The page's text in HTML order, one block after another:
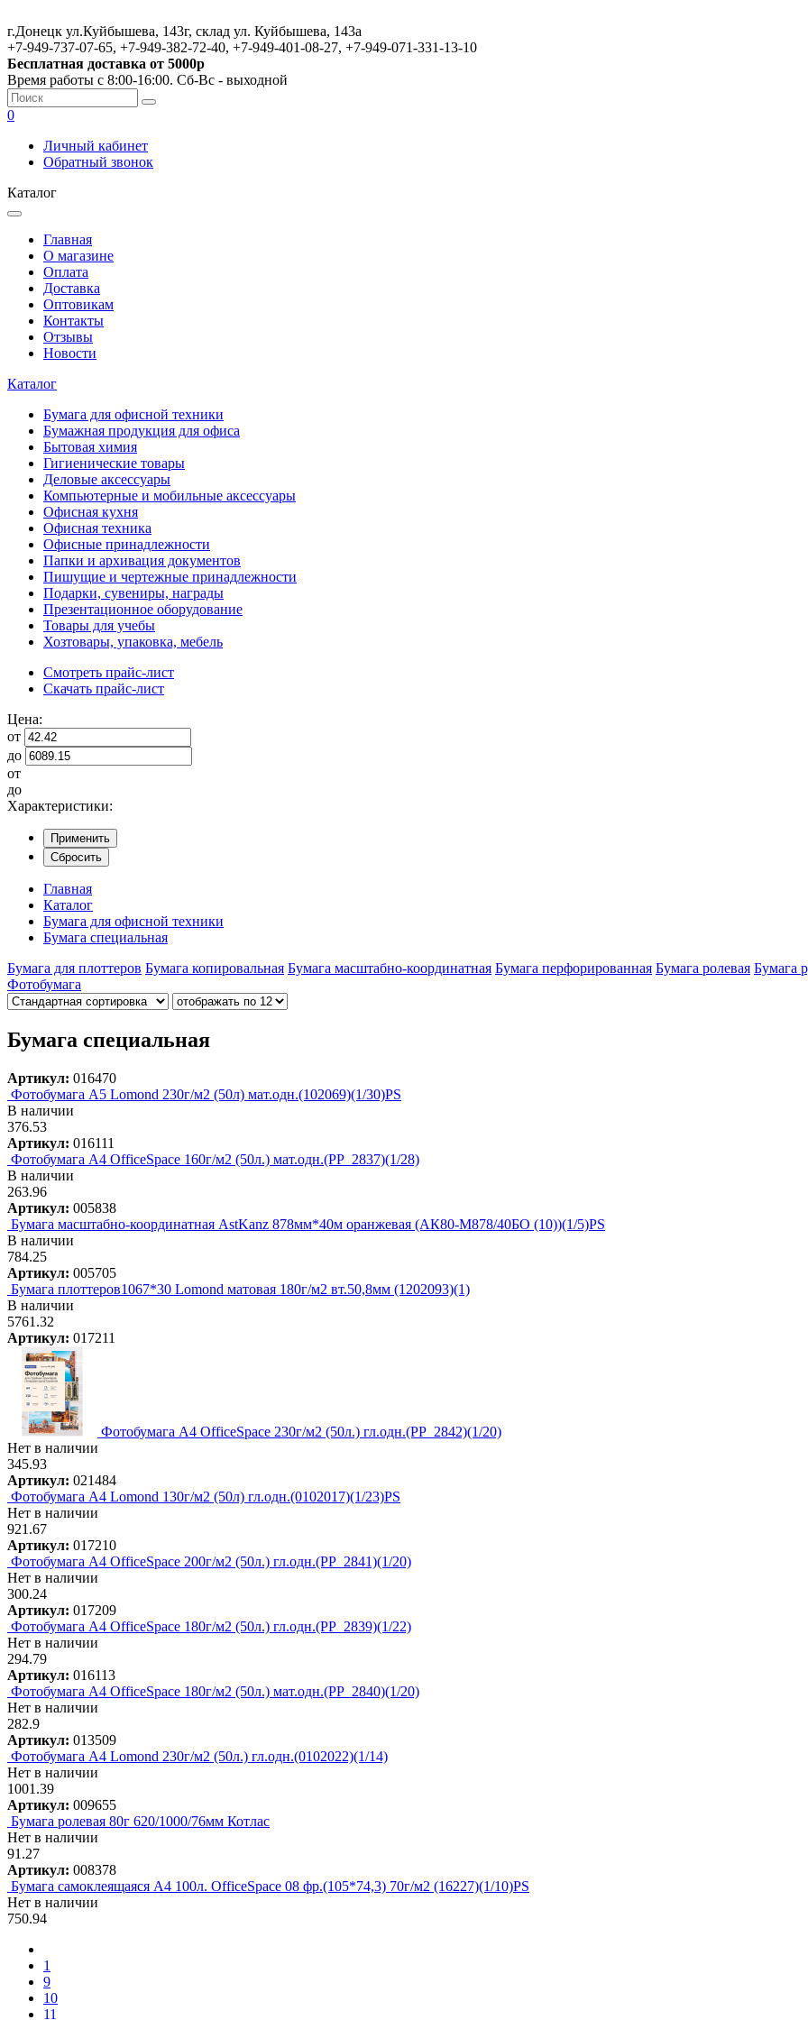
г.Донецк ул.Куйбышева, 143г, склад ул. Куйбышева, 143а
+7-949-737-07-65, +7-949-382-72-40, +7-949-401-08-27, +7-949-071-331-13-10
Бесплатная доставка от 5000р
Время работы с 8:00-16:00. Сб-Вс - выходной
0
Личный кабинет
Обратный звонок
Каталог
Главная
О магазине
Оплата
Доставка
Оптовикам
Контакты
Отзывы
Новости
Каталог
Бумага для офисной техники
Бумажная продукция для офиса
Бытовая химия
Гигиенические товары
Деловые аксессуары
Компьютерные и мобильные аксессуары
Офисная кухня
Офисная техника
Офисные принадлежности
Папки и архивация документов
Пишущие и чертежные принадлежности
Подарки, сувениры, награды
Презентационное оборудование
Товары для учебы
Хозтовары, упаковка, мебель
Смотреть прайс-лист
Скачать прайс-лист
Цена:
от
до
от
до
Характеристики:
Применить
Сбросить
Главная
Каталог
Бумага для офисной техники
Бумага специальная
Бумага для плоттеров Бумага копировальная Бумага масштабно-координатная Бумага перфорированная Бумага ролевая Бумага
Фотобумага
Бумага специальная
Артикул: 016470
Фотобумага A5 Lomond 230г/м2 (50л) мат.одн.(102069)(1/30)PS
В наличии
376.53
Артикул: 016111
Фотобумага А4 OfficeSpace 160г/м2 (50л.) мат.одн.(PP_2837)(1/28)
В наличии
263.96
Артикул: 005838
Бумага масштабно-координатная AstKanz 878мм*40м оранжевая (АК80-М878/40БО (10))(1/5)PS
В наличии
784.25
Артикул: 005705
Бумага плоттеров1067*30 Lomond матовая 180г/м2 вт.50,8мм (1202093)(1)
В наличии
5761.32
Артикул: 017211
Фотобумага А4 OfficeSpace 230г/м2 (50л.) гл.одн.(PP_2842)(1/20)
Нет в наличии
345.93
Артикул: 021484
Фотобумага A4 Lomond 130г/м2 (50л) гл.одн.(0102017)(1/23)PS
Нет в наличии
921.67
Артикул: 017210
Фотобумага А4 OfficeSpace 200г/м2 (50л.) гл.одн.(PP_2841)(1/20)
Нет в наличии
300.24
Артикул: 017209
Фотобумага А4 OfficeSpace 180г/м2 (50л.) гл.одн.(PP_2839)(1/22)
Нет в наличии
294.79
Артикул: 016113
Фотобумага А4 OfficeSpace 180г/м2 (50л.) мат.одн.(PP_2840)(1/20)
Нет в наличии
282.9
Артикул: 013509
Фотобумага А4 Lomond 230г/м2 (50л.) гл.одн.(0102022)(1/14)
Нет в наличии
1001.39
Артикул: 009655
Бумага ролевая 80г 620/1000/76мм Котлас
Нет в наличии
91.27
Артикул: 008378
Бумага самоклеящаяся А4 100л. OfficeSpace 08 фр.(105*74,3) 70г/м2 (16227)(1/10)PS
Нет в наличии
750.94
1
9
10
11